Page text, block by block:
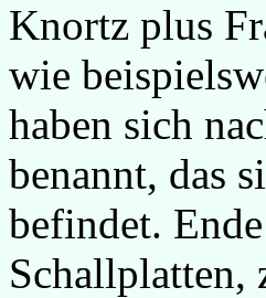
Knortz plus
wie
haben sich
benannt, das
befindet.
Schallplatten,